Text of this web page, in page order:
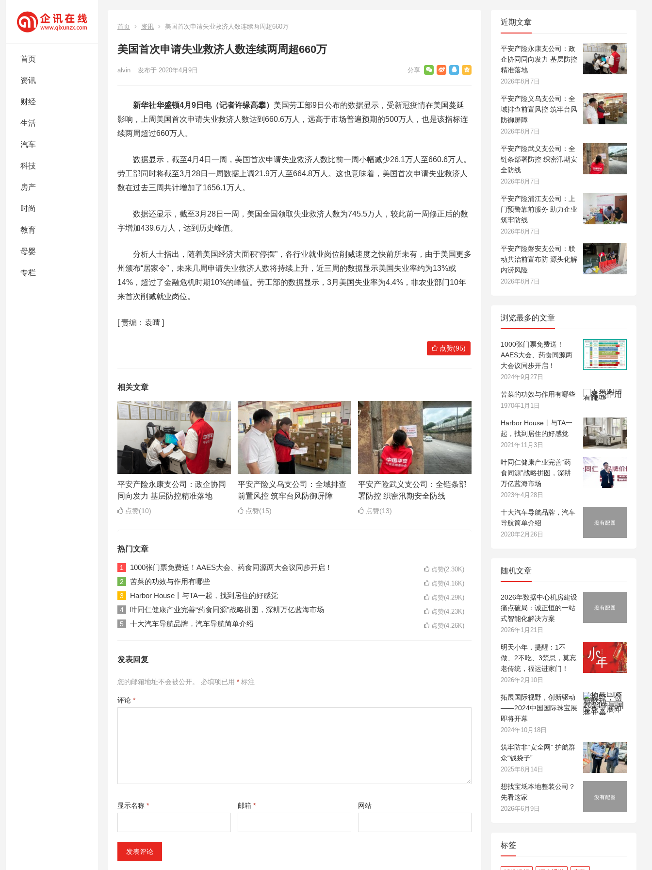
首页
资讯
财经
生活
汽车
科技
房产
时尚
教育
母婴
专栏
首页 资讯 美国首次申请失业救济人数连续两周超660万
美国首次申请失业救济人数连续两周超660万
alvin 发布于 2020年4月9日
新华社华盛顿4月9日电（记者许缘高攀） 美国劳工部9日公布的数据显示，受新冠疫情在美国蔓延
影响，上周美国首次申请失业救济人数达到660.6万人，远高于市场普遍预期的500万人，也是该指标连
续两周超过660万人。
数据显示，截至4月4日一周，美国首次申请失业救济人数比前一周小幅减少26.1万人至660.6万人。
劳工部同时将截至3月28日一周数据上调21.9万人至664.8万人。这也意味着，美国首次申请失业救济人
数在过去三周共计增加了1656.1万人。
数据还显示，截至3月28日一周，美国全国领取失业救济人数为745.5万人，较此前一周修正后的数
字增加439.6万人，达到历史峰值。
分析人士指出，随着美国经济大面积“停摆”，各行业就业岗位削减速度之快前所未有，由于美国更多
州颁布“居家令”，未来几周申请失业救济人数将持续上升，近三周的数据显示美国失业率约为13%或
14%，超过了金融危机时期10%的峰值。劳工部的数据显示，3月美国失业率为4.4%，非农业部门10年
来首次削减就业岗位。
[责编：袁晴 ]
点赞(95)
相关文章
平安产险永康支公司：政企协同
同向发力 基层防控精准落地
点赞(10)
平安产险义乌支公司：全域排查
前置风控 筑牢台风防御屏障
点赞(15)
平安产险武义支公司：全链条部
署防控 织密汛期安全防线
点赞(13)
热门文章
1 1000张门票免费送！AAES大会、药食同源两大会议同步开启！ 点赞(2.30K)
2 苦菜的功效与作用有哪些 点赞(4.16K)
3 Harbor House丨与TA一起，找到居住的好感觉 点赞(4.29K)
4 叶同仁健康产业完善“药食同源”战略拼图，深耕万亿蓝海市场 点赞(4.23K)
5 十大汽车导航品牌，汽车导航简单介绍 点赞(4.26K)
发表回复
您的邮箱地址不会被公开。 必填项已用 * 标注
评论 *
显示名称 * 邮箱* 网站
近期文章
平安产险永康支公司：政
企协同同向发力 基层防控
精准落地
2026年8月7日
平安产险义乌支公司：全
域排查前置风控 筑牢台风
防御屏障
2026年8月7日
平安产险武义支公司：全
链条部署防控 织密汛期安
全防线
2026年8月7日
平安产险浦江支公司：上
门预警靠前服务 助力企业
筑牢防线
2026年8月7日
平安产险磐安支公司：联
动共治前置布防 源头化解
内涝风险
2026年8月7日
浏览最多的文章
1000张门票免费送！
AAES大会、药食同源两
大会议同步开启！
2024年9月27日
苦菜的功效与作用有哪些
1970年1月1日
Harbor House丨与TA一
起，找到居住的好感觉
2021年11月3日
叶同仁健康产业完善“药
食同源”战略拼图，深耕
万亿蓝海市场
2023年4月28日
十大汽车导航品牌，汽车
导航简单介绍
2020年2月26日
随机文章
2026年数据中心机房建设
痛点破局：诚正恒的一站
式智能化解决方案
2026年1月21日
明天小年，提醒：1不
做、2不吃、3禁忌，莫忘
老传统，福运进家门！
2026年2月10日
拓展国际视野，创新驱动
——2024中国国际珠宝展
即将开幕
2024年10月18日
筑牢防非“安全网” 护航群
众“钱袋子”
2025年8月14日
想找宝坻本地整装公司？
先看这家
2026年6月9日
标签